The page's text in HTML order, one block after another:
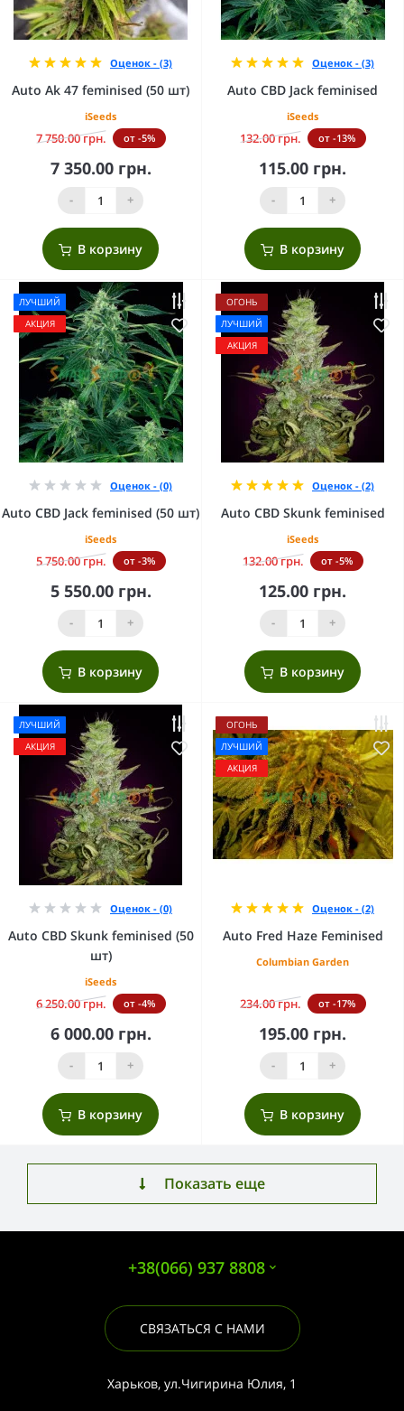
Оценок - (3)
Auto Ak 47 feminised (50 шт)
iSeeds
7 750.00 грн. от -5%
7 350.00 грн.
- +
В корзину
Оценок - (3)
Auto CBD Jack feminised
iSeeds
132.00 грн. от -13%
115.00 грн.
- +
В корзину
ЛУЧШИЙ
АКЦИЯ
Оценок - (0)
Auto CBD Jack feminised (50 шт)
iSeeds
5 750.00 грн. от -3%
5 550.00 грн.
- +
В корзину
ОГОНЬ
ЛУЧШИЙ
АКЦИЯ
Оценок - (2)
Auto CBD Skunk feminised
iSeeds
132.00 грн. от -5%
125.00 грн.
- +
В корзину
ЛУЧШИЙ
АКЦИЯ
Оценок - (0)
Auto CBD Skunk feminised (50
шт)
iSeeds
6 250.00 грн. от -4%
6 000.00 грн.
- +
В корзину
ОГОНЬ
ЛУЧШИЙ
АКЦИЯ
Оценок - (2)
Auto Fred Haze Feminised
Columbian Garden
234.00 грн. от -17%
195.00 грн.
- +
В корзину
Показать еще
+38(066) 937 8808
СВЯЗАТЬСЯ С НАМИ
Харьков, ул.Чигирина Юлия, 1